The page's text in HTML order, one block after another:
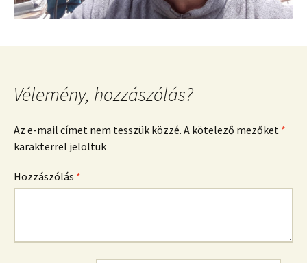
Vélemény, hozzászólás?
Az e-mail címet nem tesszük közzé. A kötelező mezőket *
karakterrel jelöltük
Hozzászólás *